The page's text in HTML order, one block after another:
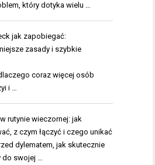
który dotyka wielu …
jak zapobiegać:
zasady i szybkie
coraz więcej osób
i …
rutynie wieczornej: jak
z czym łączyć i czego unikać
dylematem, jak skutecznie
do swojej …